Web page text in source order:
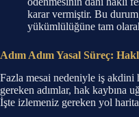
karar vermiştir. Bu
yükümlülüğüne tam
Adım Adım Yasal Süreç:
Fazla mesai nedeniyle iş akdini
gereken adımlar, hak kaybına
İşte izlemeniz gereken yol